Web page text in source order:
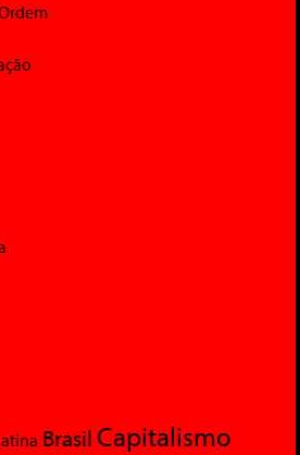
Brasil Capitalismo